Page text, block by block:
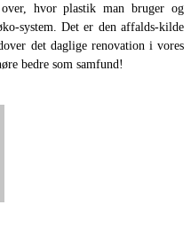
hvor plastik man bruger og
system. Det er den affalds-kilde
det daglige renovation i vores
bedre som samfund!